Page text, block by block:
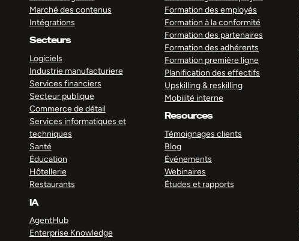
Marché des contenus
Intégrations
Secteurs
Logiciels
Industrie manufacturiere
Services financiers
Secteur publique
Commerce de détail
Services informatiques et
techniques
Santé
Éducation
Hôtellerie
Restaurants
IA
AgentHub
Enterprise Knowledge
Formation des employés
Formation à la conformité
Formation des partenaires
Formation des adhérents
Formation première ligne
Planification des effectifs
Upskilling & reskilling
Mobilité interne
Resources
Témoignages clients
Blog
Événements
Webinaires
Études et rapports